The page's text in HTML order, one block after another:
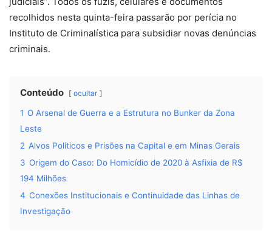
recolhidos nesta quinta-feira passarão por perícia no
Instituto de Criminalística para subsidiar novas denúncias
criminais.
Conteúdo ocultar
1 O Arsenal de Guerra e a Estrutura no Bunker da Zona
Leste
2 Alvos Políticos e Prisões na Capital e em Minas Gerais
3 Origem do Caso: Do Homicídio de 2020 à Asfixia de R$
194 Milhões
4 Conexões Institucionais e Continuidade das Linhas de
Investigação